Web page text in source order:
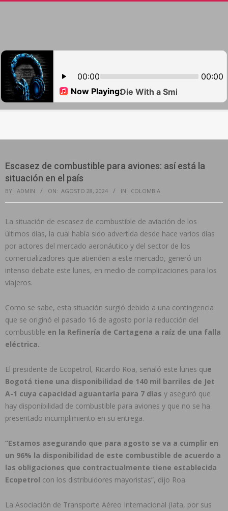
Menu
Escasez de combustible para aviones: así está la
situación en el país
BY: ADMIN ON: AGOSTO 28, 2024 IN: COLOMBIA
La situación de escasez de combustible de aviación de los
últimos días, la cual había sido advertida desde hace varios días
por actores del mercado aeronáutico y del sector de los
comercializadores que atienden a este mercado, generó un
intenso debate este lunes, en medio de complicaciones para los
viajeros.
Como se sabe, esta situación surgió debido a una contingencia
que se originó el pasado 16 de agosto por la reducción del
combustible en la Refinería de Cartagena a raíz de una falla
eléctrica.
El presidente de Ecopetrol, Ricardo Roa, señaló este lunes que
Bogotá tiene una disponibilidad de 140 mil barriles de Jet
A-1 cuya capacidad aguantaría para 7 días y aseguró que
hay disponibilidad de combustible para aviones y que no se ha
presentado incumplimiento en su entrega.
“Estamos asegurando que para agosto se va a cumplir en
un 96% la disponibilidad de este combustible de acuerdo a
las obligaciones que contractualmente tiene establecida
Ecopetrol con los distribuidores mayoristas”, dijo Roa.
La Asociación de Transporte Aéreo Internacional (Iata, por sus